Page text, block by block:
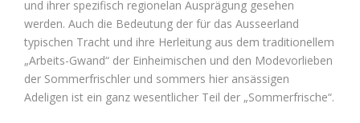
und ihrer spezifisch regionelan Ausprägung gesehen
werden. Auch die Bedeutung der für das Ausseerland
typischen Tracht und ihre Herleitung aus dem traditionellem
„Arbeits-Gwand“ der Einheimischen und den Modevorlieben
der Sommerfrischler und sommers hier ansässigen
Adeligen ist ein ganz wesentlicher Teil der „Sommerfrische“.